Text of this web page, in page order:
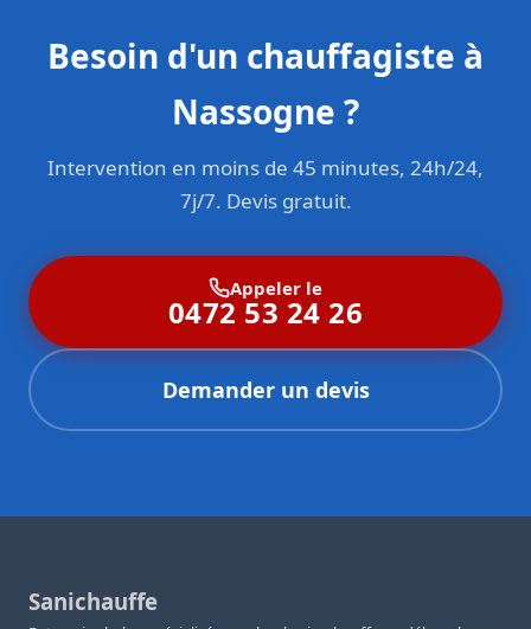
Besoin d'un chauffagiste à
Nassogne ?
Intervention en moins de 45 minutes, 24h/24,
7j/7. Devis gratuit.
Appeler le
0472 53 24 26
Demander un devis
Sanichauffe